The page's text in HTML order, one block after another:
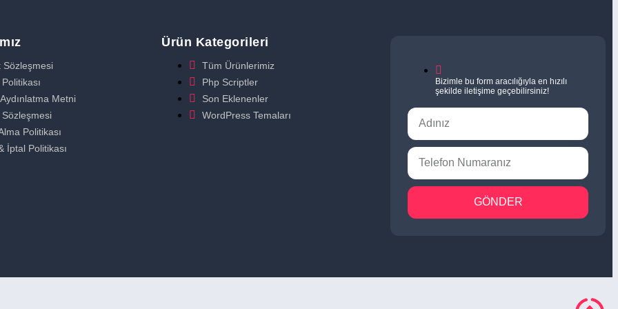
Sözleşmesi
Metni
Sözleşmesi
Politikası
İptal Politikası
Ürün Kategorileri
Tüm Ürünlerimiz
Php Scriptler
Son Eklenenler
WordPress Temaları
Bizimle bu form aracılığıyla en hızılı
şekilde iletişime geçebilirsiniz!
GÖNDER